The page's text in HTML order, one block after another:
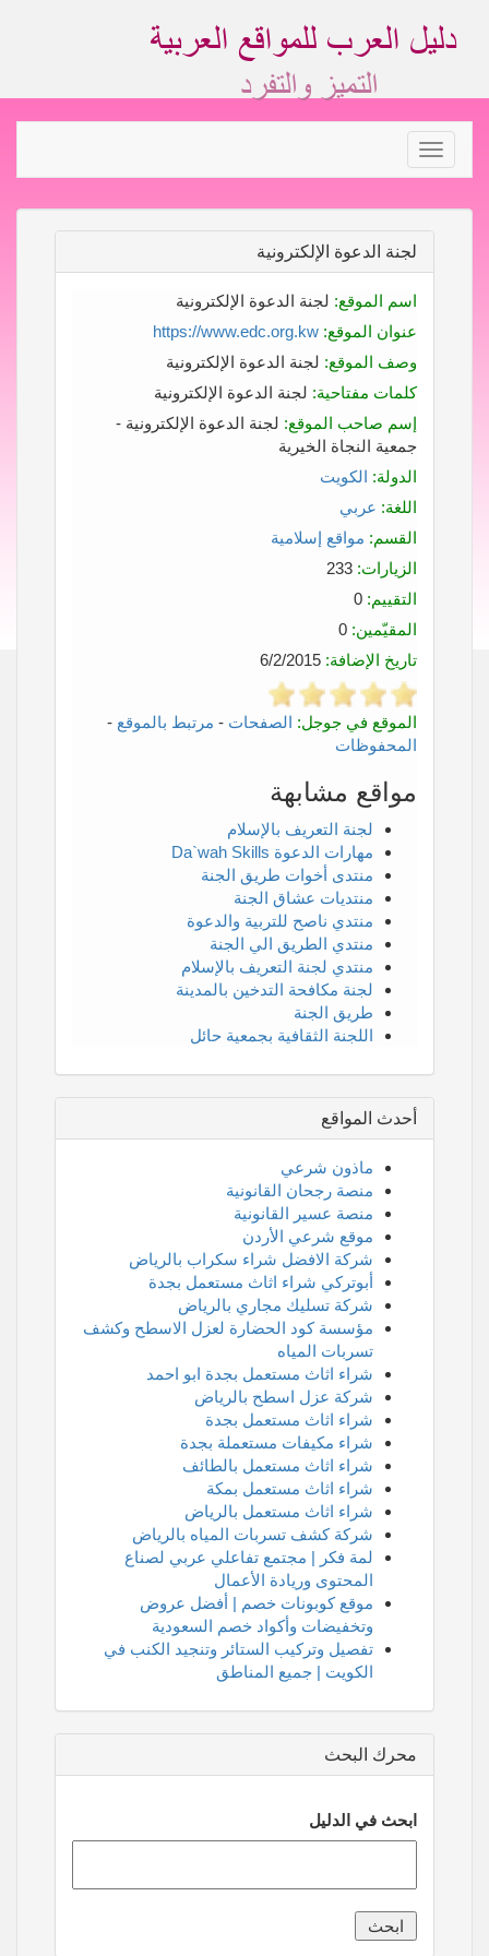
Toggle
navigation
لجنة الدعوة الإلكترونية
اسم الموقع: لجنة الدعوة الإلكترونية
عنوان الموقع: https://www.edc.org.kw
وصف الموقع: لجنة الدعوة الإلكترونية
كلمات مفتاحية: لجنة الدعوة الإلكترونية
إسم صاحب الموقع: لجنة الدعوة الإلكترونية -
جمعية النجاة الخيرية
الدولة: الكويت
اللغة: عربي
القسم: مواقع إسلامية
الزيارات:
التقييم:
المقيّمين:
تاريخ الإضافة:
الموقع في جوجل: الصفحات - مرتبط بالموقع -
المحفوظات
مواقع مشابهة
لجنة التعريف بالإسلام
مهارات الدعوة Da`wah Skills
منتدى أخوات طريق الجنة
منتديات عشاق الجنة
منتدي ناصح للتربية والدعوة
منتدي الطريق الي الجنة
منتدي لجنة التعريف بالإسلام
لجنة مكافحة التدخين بالمدينة
طريق الجنة
اللجنة الثقافية بجمعية حائل
أحدث المواقع
ماذون شرعي
منصة رجحان القانونية
منصة عسير القانونية
موقع شرعي الأردن
شركة الافضل شراء سكراب بالرياض
أبوتركي شراء اثاث مستعمل بجدة
شركة تسليك مجاري بالرياض
مؤسسة كود الحضارة لعزل الاسطح وكشف
تسربات المياه
شراء اثاث مستعمل بجدة ابو احمد
شركة عزل اسطح بالرياض
شراء اثاث مستعمل بجدة
شراء مكيفات مستعملة بجدة
شراء اثاث مستعمل بالطائف
شراء اثاث مستعمل بمكة
شراء اثاث مستعمل بالرياض
شركة كشف تسربات المياه بالرياض
لمة فكر | مجتمع تفاعلي عربي لصناع
المحتوى وريادة الأعمال
موقع كوبونات خصم | أفضل عروض
وتخفيضات وأكواد خصم السعودية
تفصيل وتركيب الستائر وتنجيد الكنب في
الكويت | جميع المناطق
محرك البحث
ابحث في الدليل